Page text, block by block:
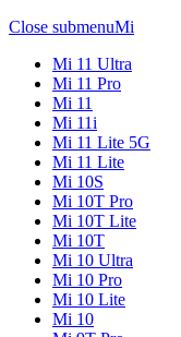
Close submenuMi
Mi 11 Ultra
Mi 11 Pro
Mi 11
Mi 11i
Mi 11 Lite 5G
Mi 11 Lite
Mi 10S
Mi 10T Pro
Mi 10T Lite
Mi 10T
Mi 10 Ultra
Mi 10 Pro
Mi 10 Lite
Mi 10